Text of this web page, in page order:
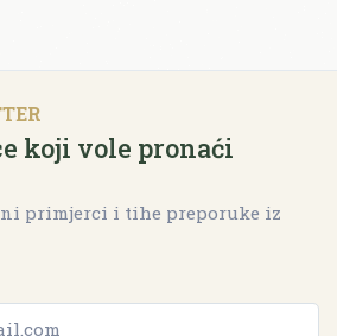
koji vole pronaći
primjerci i tihe preporuke iz